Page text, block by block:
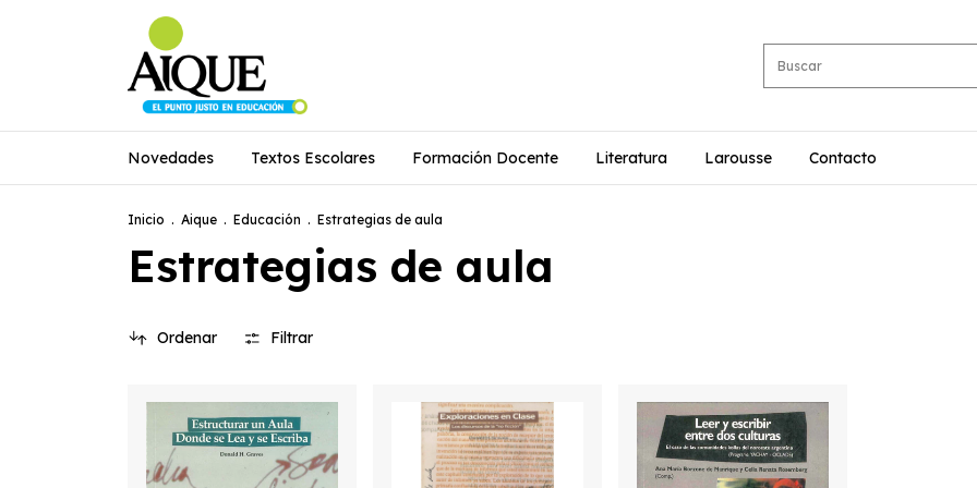
Novedades Textos Escolares Formación Docente Literatura Larousse Contacto
Inicio . Aique . Educación . Estrategias de aula
Estrategias de aula
Ordenar Filtrar